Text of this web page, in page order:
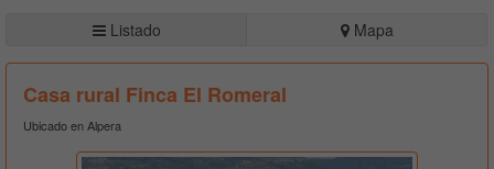
Listado Mapa
Casa rural Finca El Romeral
Ubicado en Alpera